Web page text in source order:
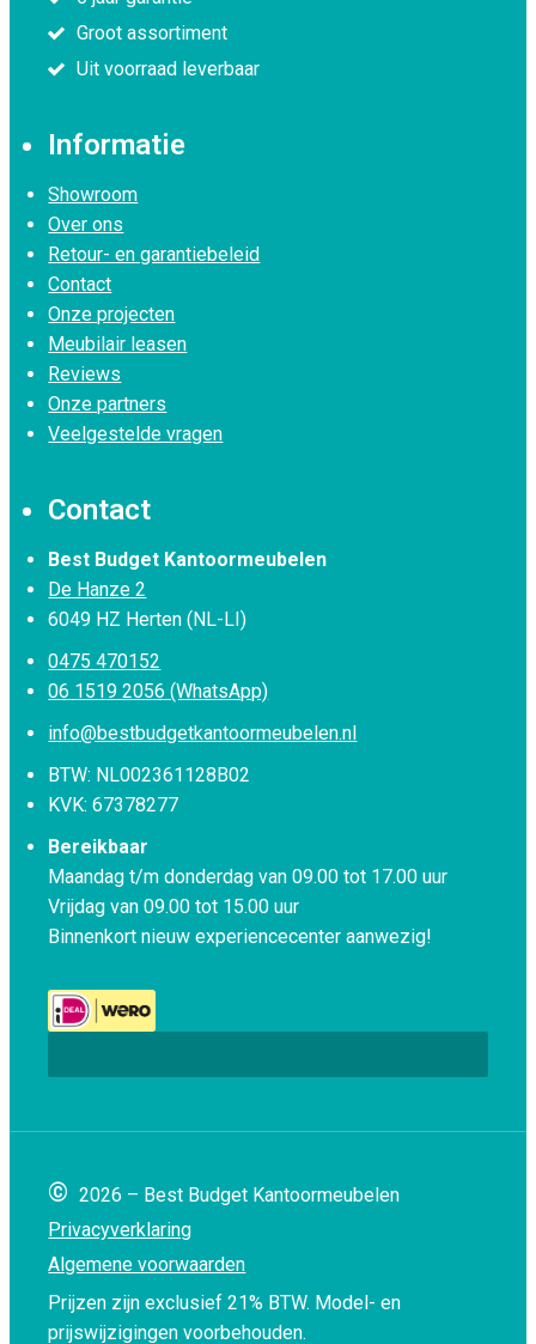
Groot assortiment
Uit voorraad leverbaar
Informatie
Showroom
Over ons
Retour- en garantiebeleid
Contact
Onze projecten
Meubilair leasen
Reviews
Onze partners
Veelgestelde vragen
Contact
Best Budget Kantoormeubelen
De Hanze 2
6049 HZ Herten (NL-LI)
0475 470152
06 1519 2056 (WhatsApp)
info@bestbudgetkantoormeubelen.nl
BTW: NL002361128B02
KVK: 67378277
Bereikbaar
Maandag t/m donderdag van 09.00 tot 17.00 uur
Vrijdag van 09.00 tot 15.00 uur
Binnenkort nieuw experiencecenter aanwezig!
© 2026 – Best Budget Kantoormeubelen
Privacyverklaring
Algemene voorwaarden
Prijzen zijn exclusief 21% BTW. Model- en
prijswijzigingen voorbehouden.